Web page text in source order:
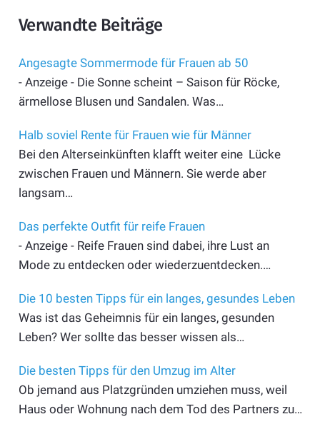
Verwandte Beiträge
Angesagte Sommermode für Frauen ab 50
- Anzeige - Die Sonne scheint – Saison für Röcke,
ärmellose Blusen und Sandalen. Was…
Halb soviel Rente für Frauen wie für Männer
Bei den Alterseinkünften klafft weiter eine Lücke
zwischen Frauen und Männern. Sie werde aber
langsam…
Das perfekte Outfit für reife Frauen
- Anzeige - Reife Frauen sind dabei, ihre Lust an
Mode zu entdecken oder wiederzuentdecken.…
Die 10 besten Tipps für ein langes, gesundes Leben
Was ist das Geheimnis für ein langes, gesunden
Leben? Wer sollte das besser wissen als…
Die besten Tipps für den Umzug im Alter
Ob jemand aus Platzgründen umziehen muss, weil
Haus oder Wohnung nach dem Tod des Partners zu…